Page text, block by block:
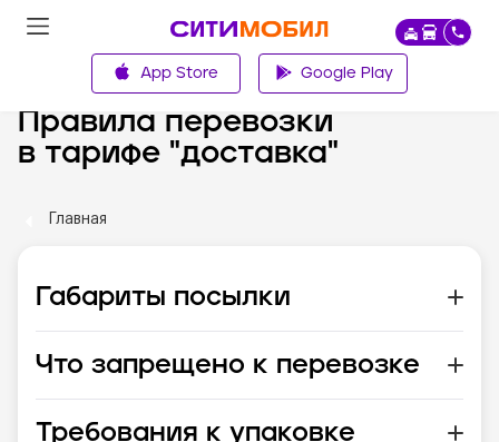
App Store Google Play
Правила перевозки
в тарифе "доставка"
Главная
Габариты посылки
Что запрещено к перевозке
Требования к упаковке